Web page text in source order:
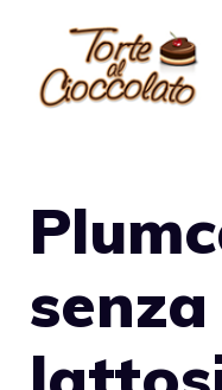
contenuto